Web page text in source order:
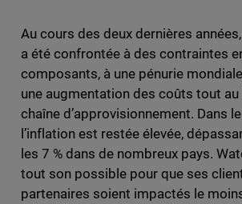
Au cours des deux dernières
a été confrontée à des contraintes
composants, à une pénurie
une augmentation des coûts tout
chaîne d’approvisionnement. Dans
l’inflation est restée élevée,
les 7 % dans de nombreux pays.
tout son possible pour que ses
partenaires soient impactés le